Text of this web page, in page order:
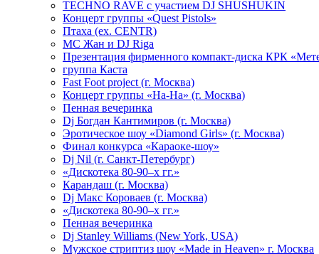
TECHNO RAVE с участием DJ SHUSHUKIN
Концерт группы «Quest Pistols»
Птаха (ex. CENTR)
МС Жан и DJ Riga
Презентация фирменного компакт-диска КРК
группа Каста
Fast Foot project (г. Москва)
Концерт группы «На-На» (г. Москва)
Пенная вечеринка
Dj Богдан Кантимиров (г. Москва)
Эротическое шоу «Diamond Girls» (г. Москва)
Финал конкурса «Караоке-шоу»
Dj Nil (г. Санкт-Петербург)
«Дискотека 80-90–х гг.»
Карандаш (г. Москва)
Dj Макс Короваев (г. Москва)
«Дискотека 80-90–х гг.»
Пенная вечеринка
Dj Stanley Williams (New York, USA)
Мужское стриптиз шоу «Made in Heaven» г. Москва